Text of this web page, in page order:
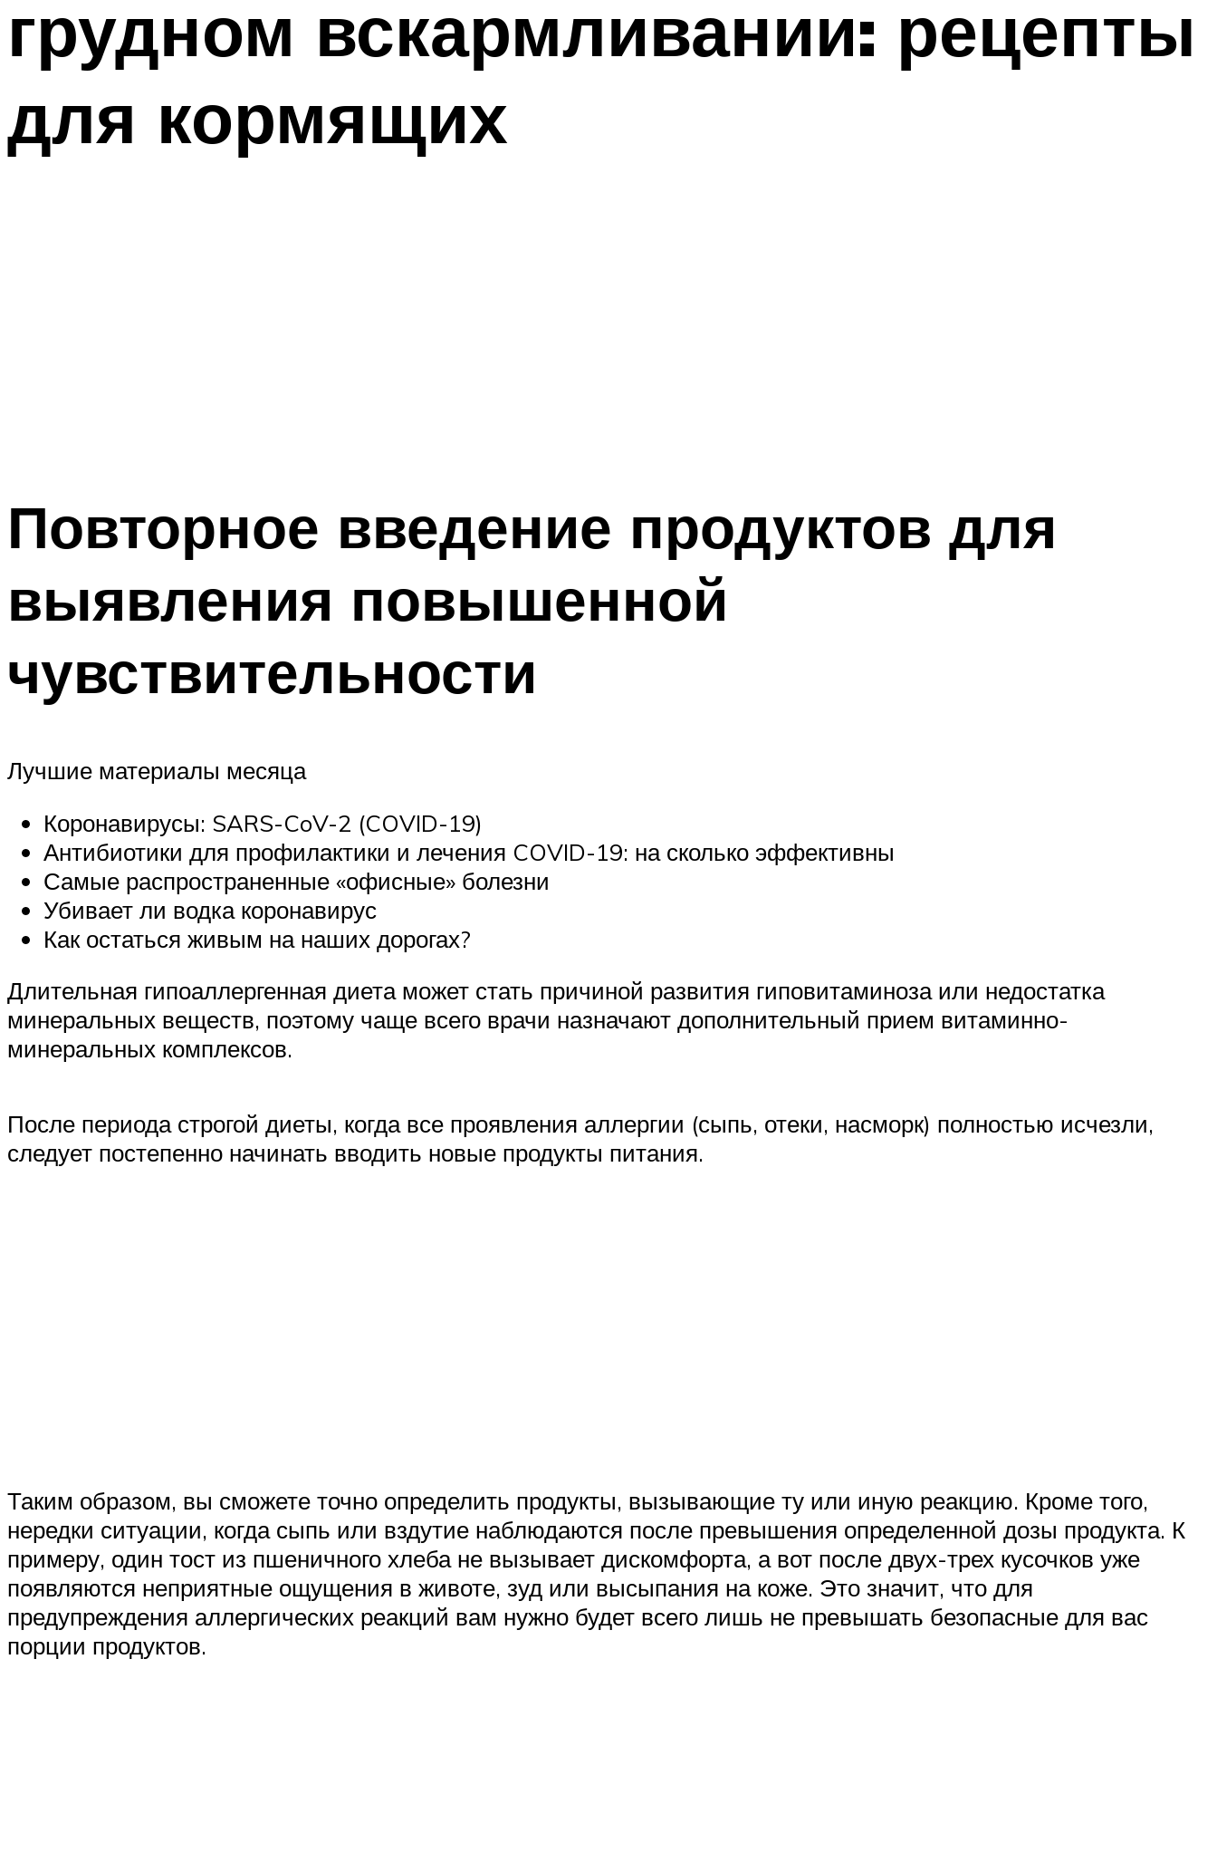
грудном вскармливании: рецепты
для кормящих
Повторное введение продуктов для
выявления повышенной
чувствительности
Лучшие материалы месяца
Коронавирусы: SARS-CoV-2 (COVID-19)
Антибиотики для профилактики и лечения COVID-19: на сколько эффективны
Самые распространенные «офисные» болезни
Убивает ли водка коронавирус
Как остаться живым на наших дорогах?
Длительная гипоаллергенная диета может стать причиной развития гиповитаминоза или недостатка
минеральных веществ, поэтому чаще всего врачи назначают дополнительный прием витаминно-
минеральных комплексов.
После периода строгой диеты, когда все проявления аллергии (сыпь, отеки, насморк) полностью исчезли,
следует постепенно начинать вводить новые продукты питания.
Таким образом, вы сможете точно определить продукты, вызывающие ту или иную реакцию. Кроме того,
нередки ситуации, когда сыпь или вздутие наблюдаются после превышения определенной дозы продукта. К
примеру, один тост из пшеничного хлеба не вызывает дискомфорта, а вот после двух-трех кусочков уже
появляются неприятные ощущения в животе, зуд или высыпания на коже. Это значит, что для
предупреждения аллергических реакций вам нужно будет всего лишь не превышать безопасные для вас
порции продуктов.